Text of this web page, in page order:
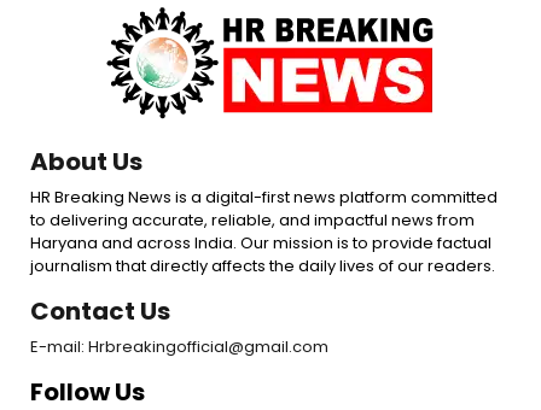
About Us
HR Breaking News is a digital-first news platform committed
to delivering accurate, reliable, and impactful news from
Haryana and across India. Our mission is to provide factual
journalism that directly affects the daily lives of our readers.
Contact Us
E-mail: Hrbreakingofficial@gmail.com
Follow Us